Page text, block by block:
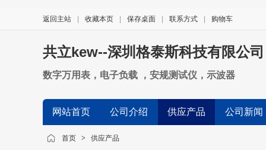
返回主站 收藏本页 保存桌面 联系方式 购物车
共立kew--深圳格泰斯科技有限公司
数字万用表，电子负载 ，安规测试仪，示波器
网站首页 公司介绍 供应产品 公司新闻
首页 > 供应产品